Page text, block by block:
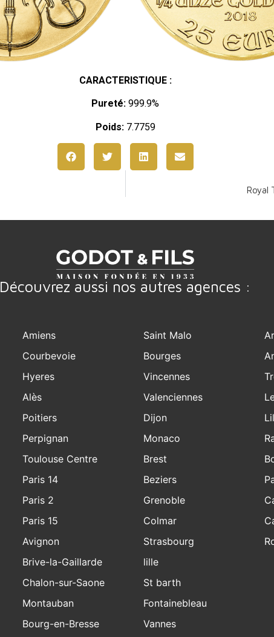
CARACTERISTIQUE :
Pureté: 999.9%
Poids:7.7759
Royal
Découvrez aussi nos autres agences :
Amiens
Courbevoie
Hyeres
Alès
Poitiers
Perpignan
Toulouse Centre
Paris 14
Paris 2
Paris 15
Avignon
Saint Malo
Bourges
Vincennes
Valenciennes
Dijon
Monaco
Brest
Beziers
Grenoble
Colmar
Strasbourg
Brive-la-Gaillarde
Chalon-sur-Saone
Montauban
Bourg-en-Bresse
lille
St barth
Fontainebleau
Vannes